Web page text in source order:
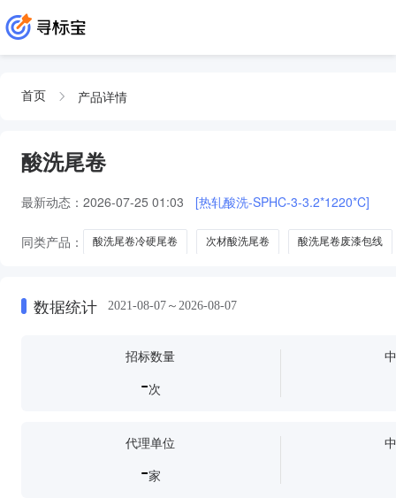
首页 产品详情
酸洗尾卷
最新动态： 2026-07-25 01:03 [热轧酸洗-SPHC-3-3.2*1220*C]
同类产品： 酸洗尾卷冷硬尾卷 次材酸洗尾卷 酸洗尾卷废漆包线
数据统计 2021-08-07～2026-08-07
招标数量
-次
代理单位
-家